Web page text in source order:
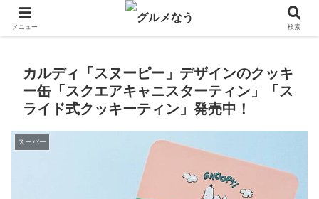
飲食店キャンペーン・食品飲料お菓子新発売のグルメニュース。
カルディ「スヌーピー」デザインのクッキ
ー缶「スクエアキャニスターティン」「ス
ライド式クッキーティン」発売中！
スーパー
メニュー 検索